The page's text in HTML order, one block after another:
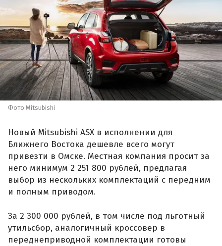
Фото Mitsubishi
Новый Mitsubishi ASX в исполнении для
Ближнего Востока дешевле всего могут
привезти в Омске. Местная компания просит за
него минимум 2 251 800 рублей, предлагая
выбор из нескольких комплектаций с передним
и полным приводом.
За 2 300 000 рублей, в том числе под льготный
утильсбор, аналогичный кроссовер в
переднеприводной комплектации готовы